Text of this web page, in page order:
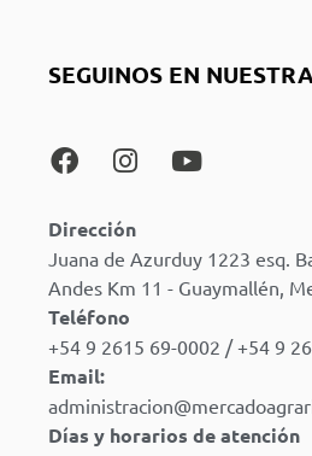
SEGUINOS EN
Dirección
Juana de Azurduy 1223 esq.
Andes Km 11 - Guaymallén,
Teléfono
+54 9 2615 69-0002 / +54 9
Email:
Días y horarios de atención